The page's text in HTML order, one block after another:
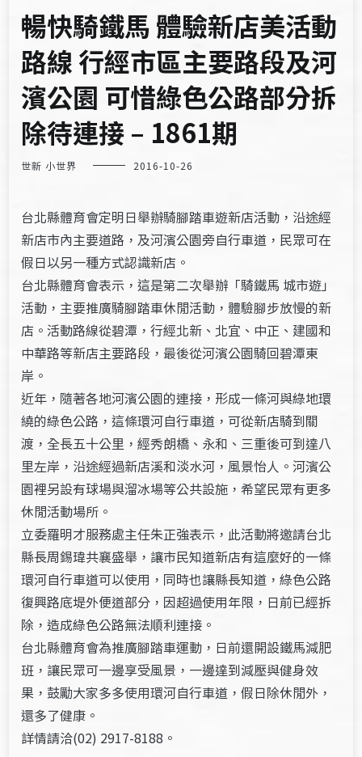
暢快騎鐵馬 體驗新店美活動
路線 行經市區主要路段及河
濱公園 可惜綠色公路部分拆
除待連接 – 1861期
世新 小世界 2016-10-26
台北縣體育會定明日舉辦騎腳踏車遊新店活動，沿途經
新店市內主要道路，及河濱公園旁自行車道，民眾可在
假日以另一種方式認識新店。
台北縣體育會表示，這是第二次舉辦「騎鐵馬 城市遊」
活動，主要推廣騎腳踏車休閒活動，體驗腳步放慢的新
店。活動路線從碧潭，行經北新、北宜、中正、建國和
中華路等新店主要路段，最後從河濱公園騎回碧潭東
岸。
近年，隨著各地河濱公園的連接，形成一條河與綠地環
繞的綠色公路，這條環河自行車道，可從新店騎到關
渡，全長五十公里，經秀朗橋、永和、三重後可到達八
里左岸，沿途經過新店溪和淡水河，風景怡人。河濱公
園裡另設有球場與溜冰場等公共設施，希望民眾有更多
休閒活動場所。
立委羅明才服務處主任朱正強表示，此活動將邀請台北
縣長周錫瑋共襄盛舉，讓市民知道新店有這麼好的一條
環河自行車道可以使用，同時也讓縣長知道，綠色公路
復興路底堤外便道部分，因超過使用年限，日前已經拆
除，造成綠色公路無法順利連接。
台北縣體育會為推廣腳踏車運動，日前還開設鐵馬減肥
班，讓民眾可一邊享受風景，一邊達到減壓與健身效
果，鼓勵大家多多使用環河自行車道，假日除休閒外，
還多了健康。
詳情請洽(02) 2917-8188。